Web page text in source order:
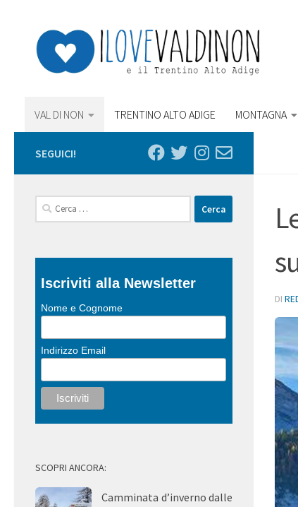
VAL DI NON TRENTINO ALTO ADIGE MONTAGNA
DI
SEGUICI!
Ricerca
per:
Iscriviti alla Newsletter
Nome e Cognome
Indirizzo Email
SCOPRI ANCORA:
Camminata d’inverno dalle